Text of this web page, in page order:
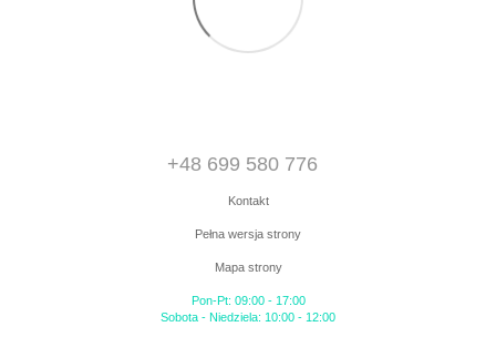
+48 699 580 776
Kontakt
Pełna wersja strony
Mapa strony
Pon-Pt: 09:00 - 17:00
Sobota - Niedziela: 10:00 - 12:00